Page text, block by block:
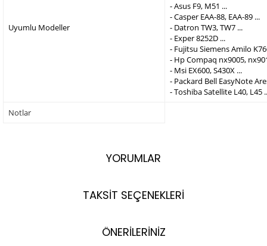
Uyumlu Modeller
- Asus F9, M51 ...
- Casper EAA-88, EAA-89 ...
- Datron TW3, TW7 ...
- Exper 8252D ...
- Fujitsu Siemens Amilo
- Hp Compaq nx9005,
- Msi EX600, S430X ...
- Packard Bell EasyNote
- Toshiba Satellite L40, L45
Notlar
YORUMLAR
TAKSİT SEÇENEKLERİ
ÖNERİLERİNİZ